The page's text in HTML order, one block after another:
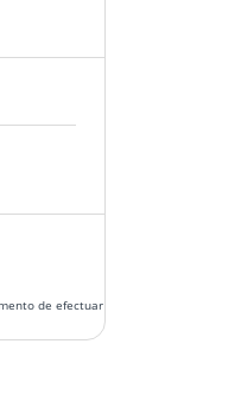
de efectuar